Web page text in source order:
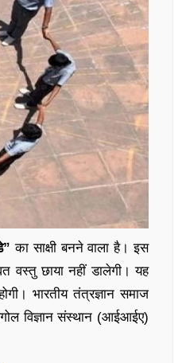
का साक्षी बनने वाला है। इस
वस्तु छाया नहीं डालेगी। यह
भारतीय तंत्रज्ञान समाज
विज्ञान संस्थान (आईआईए)